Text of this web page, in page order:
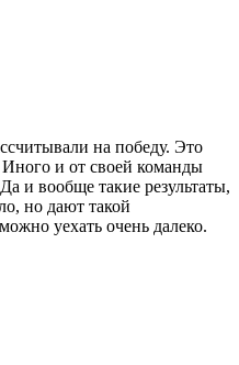
на победу. Это
и от своей команды
и вообще такие результаты,
но дают такой
уехать очень далеко.